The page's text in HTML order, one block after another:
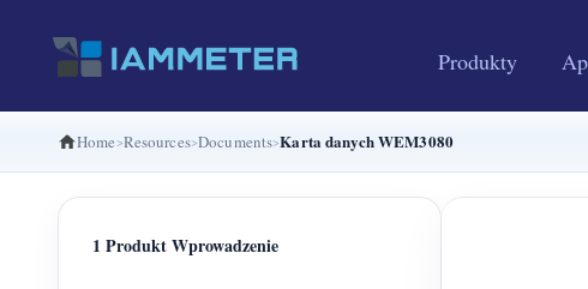
Produkty
Home Resources Documents Karta danych WEM3080
1 Produkt Wprowadzenie